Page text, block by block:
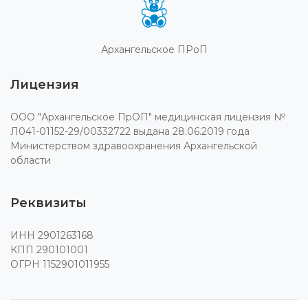
Архангельское ПРоП
Лицензия
ООО "Архангельское ПрОП" медицинская лицензия №
Л041-01152-29/00332722 выдана 28.06.2019 года
Министерством здравоохранения Архангельской
области
Реквизиты
ИНН 2901263168
КПП 290101001
ОГРН 1152901011955